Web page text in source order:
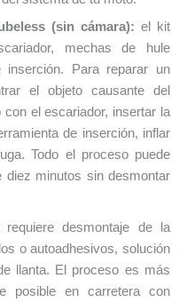
(sin cámara): el kit
mechas de hule
inserción. Para reparar un
el objeto causante del
el escariador, insertar la
de inserción, inflar
Todo el proceso puede
diez minutos sin desmontar
desmontaje de la
o autoadhesivos, solución
llanta. El proceso es más
posible en carretera con